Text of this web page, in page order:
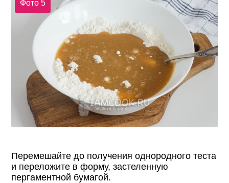
Фото 5
Перемешайте до получения однородного теста
и переложите в форму, застеленную
пергаментной бумагой.